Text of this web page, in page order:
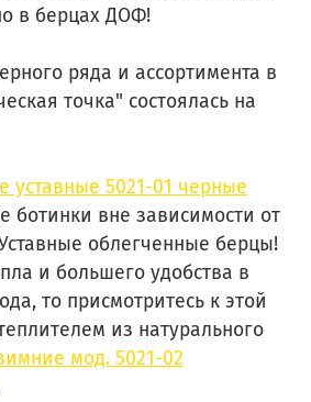
в берцах ДОФ!
ряда и ассортимента в
точка" состоялась на
уставные 5021-01 черные
ботинки вне зависимости от
облегченные берцы!
и большего удобства в
то присмотритесь к этой
из натурального
мод. 5021-02